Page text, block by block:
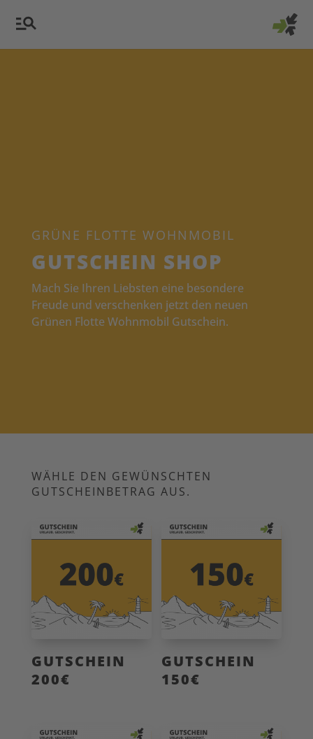
GRÜNE FLOTTE WOHNMOBIL
GUTSCHEIN SHOP
Mach Sie Ihren Liebsten eine besondere
Freude und verschenken jetzt den neuen
Grünen Flotte Wohnmobil Gutschein.
WÄHLE DEN GEWÜNSCHTEN
GUTSCHEINBETRAG AUS.
GUTSCHEIN
200€
GUTSCHEIN
150€